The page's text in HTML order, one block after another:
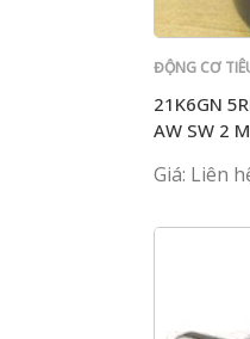
ĐỘNG CƠ
21K6GN
AW SW 2
Giá: Liên